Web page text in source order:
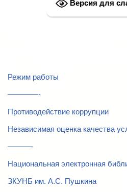
Версия для
Режим работы
————-
Противодействие коррупции
Независимая оценка качества
———-
Национальная электронная
ЗКУНБ им. А.С. Пушкина